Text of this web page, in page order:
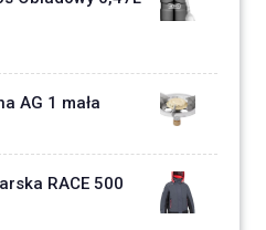
AG 1 mała
RACE 500